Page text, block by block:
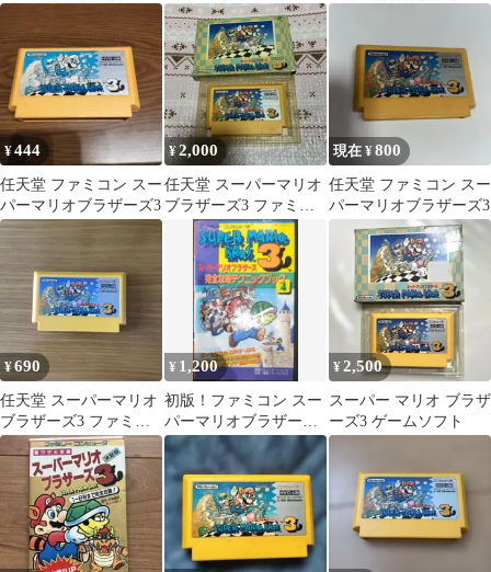
箱説付
フト 箱付き 説明書
付き
ックブック 同梱割引
¥444
任天堂 ファミコン スー
パーマリオブラザーズ3
¥2,000
任天堂 スーパーマリオ
ブラザーズ3 ファミコ
ンソフト
現在 ¥800
任天堂 ファミコン スー
パーマリオブラザーズ3
¥690
任天堂 スーパーマリオ
ブラザーズ3 ファミコ
ン ソフト
¥ 1,200
初版！ファミコン スー
パーマリオブラザーズ3
完全攻略テクニックブ
ック4 徳間書店
¥2,500
スーパー マリオ ブラザ
ーズ3 ゲームソフト